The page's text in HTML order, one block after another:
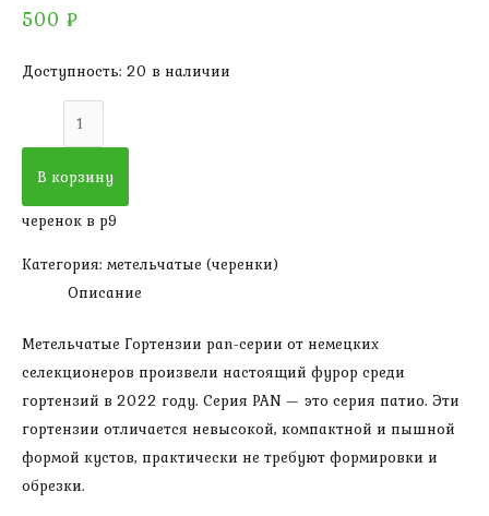
500 ₽
Доступность: 20 в наличии
Количество
товара
Гортензия
Пантонелла
(черенок
В корзину
черенок в р9
Категория: метельчатые (черенки)
Описание
Метельчатые Гортензии pan-серии от немецких
селекционеров произвели настоящий фурор среди
гортензий в 2022 году. Серия PAN — это серия патио. Эти
гортензии отличается невысокой, компактной и пышной
формой кустов, практически не требуют формировки и
обрезки.